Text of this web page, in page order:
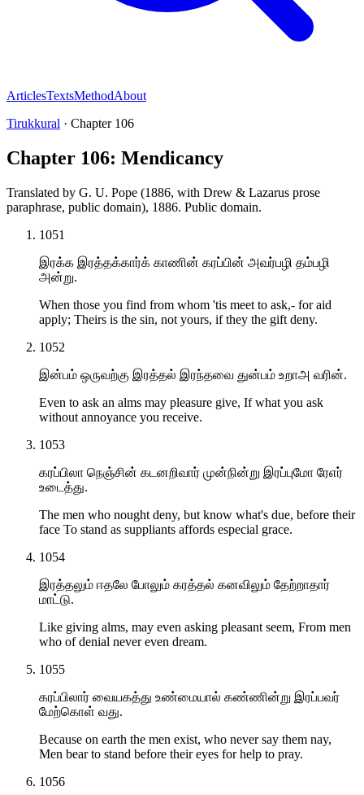
ArticlesTextsMethodAbout
Tirukkural · Chapter 106
Chapter 106: Mendicancy
Translated by G. U. Pope (1886, with Drew & Lazarus prose
paraphrase, public domain), 1886. Public domain.
1051
இரக்க இரத்தக்கார்க் காணின் கரப்பின் அவர்பழி தம்பழி
அன்று.
When those you find from whom 'tis meet to ask,- for aid
apply; Theirs is the sin, not yours, if they the gift deny.
1052
இன்பம் ஒருவற்கு இரத்தல் இரந்தவை துன்பம் உறாஅ வரின்.
Even to ask an alms may pleasure give, If what you ask
without annoyance you receive.
1053
கரப்பிலா நெஞ்சின் கடனறிவார் முன்நின்று இரப்புமோ ரேஎர்
உடைத்து.
The men who nought deny, but know what's due, before their
face To stand as suppliants affords especial grace.
1054
இரத்தலும் ஈதலே போலும் கரத்தல் கனவிலும் தேற்றாதார்
மாட்டு.
Like giving alms, may even asking pleasant seem, From men
who of denial never even dream.
1055
கரப்பிலார் வையகத்து உண்மையால் கண்ணின்று இரப்பவர்
மேற்கொள் வது.
Because on earth the men exist, who never say them nay,
Men bear to stand before their eyes for help to pray.
1056